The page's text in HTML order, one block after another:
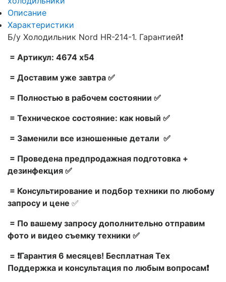
Описание
Характеристики
Б/у Холодильник Nord HR-214-1. Гарантией❗
= Артикул: 4674 х54
= Доставим уже завтра ✅
= Полностью в рабочем состоянии ✅
= Техническое состояние: как новый ✅
= Заменили все изношенные детали ✅
= Проведена предпродажная подготовка +
дезинфекция ✅
= Консультирование и подбор техники по любому
запросу и цене ✅
= По вашему запросу дополнительно отправим
фото и видео съемку техники ✅
= ❗Гарантия 6 месяцев! Бесплатная Тех
Поддержка и консультация по любым вопросам❗